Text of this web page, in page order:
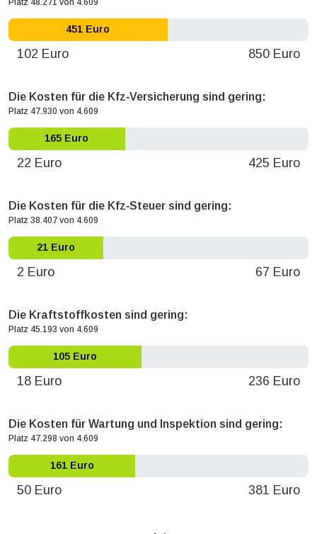
Platz 48.271 von 4.609
451 Euro
102 Euro 850 Euro
Die Kosten für die Kfz‐Versicherung sind gering:
Platz 47.930 von 4.609
165 Euro
22 Euro 425 Euro
Die Kosten für die Kfz‐Steuer sind gering:
Platz 38.407 von 4.609
21 Euro
2 Euro 67 Euro
Die Kraftstoffkosten sind gering:
Platz 45.193 von 4.609
105 Euro
18 Euro 236 Euro
Die Kosten für Wartung und Inspektion sind gering:
Platz 47.298 von 4.609
161 Euro
50 Euro 381 Euro